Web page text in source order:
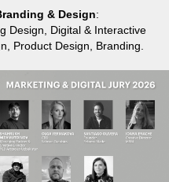
& Design:
Design, Digital & Interactive
Product Design, Branding.